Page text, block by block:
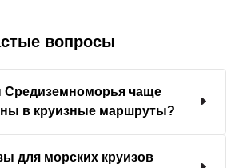
вопросы
Средиземноморья чаще
в круизные маршруты?
для морских круизов